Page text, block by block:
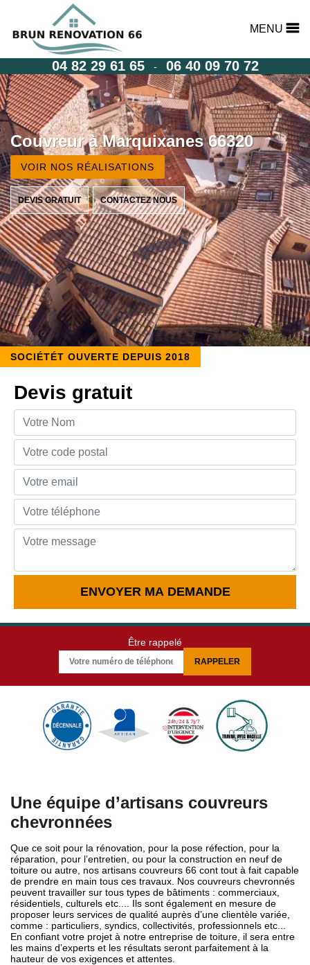
MENU
04 82 29 61 65 - 06 40 09 70 72
Couvreur à Marquixanes 66320
VOIR NOS RÉALISATIONS
DEVIS GRATUIT CONTACTEZ NOUS
SOCIÉTÉT OUVERTE DEPUIS 2018
Devis gratuit
Être rappelé
Une équipe d’artisans couvreurs
chevronnées
Que ce soit pour la rénovation, pour la pose réfection, pour la
réparation, pour l’entretien, ou pour la construction en neuf de
toiture ou autre, nos artisans couvreurs 66 cont tout à fait capable
de prendre en main tous ces travaux. Nos couvreurs chevronnés
peuvent travailler sur tous types de bâtiments : commerciaux,
résidentiels, culturels etc.... Ils sont également en mesure de
proposer leurs services de qualité auprès d’une clientèle variée,
comme : particuliers, syndics, collectivités, professionnels etc...
En confiant votre projet à notre entreprise de toiture, il sera entre
les mains d’experts et les résultats seront parfaitement à la
hauteur de vos exigences et attentes.